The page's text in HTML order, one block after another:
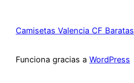
Camisetas Valencia CF Baratas
Funciona gracias a WordPress